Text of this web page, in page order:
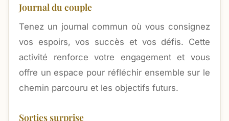
Journal du couple
Tenez un journal commun où vous consignez
vos espoirs, vos succès et vos défis. Cette
activité renforce votre engagement et vous
offre un espace pour réfléchir ensemble sur le
chemin parcouru et les objectifs futurs.
Sorties surprise